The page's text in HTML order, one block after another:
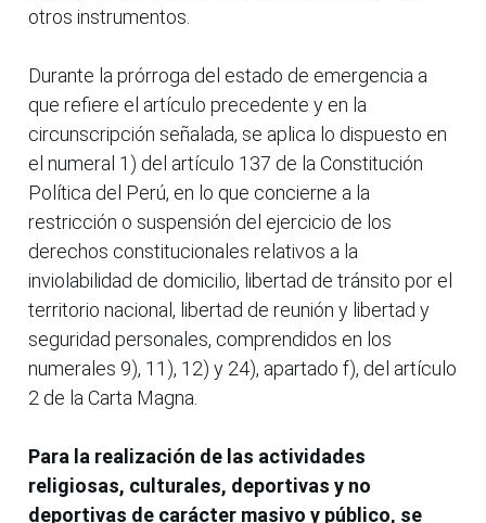
otros instrumentos.
Durante la prórroga del estado de emergencia a
que refiere el artículo precedente y en la
circunscripción señalada, se aplica lo dispuesto en
el numeral 1) del artículo 137 de la Constitución
Política del Perú, en lo que concierne a la
restricción o suspensión del ejercicio de los
derechos constitucionales relativos a la
inviolabilidad de domicilio, libertad de tránsito por el
territorio nacional, libertad de reunión y libertad y
seguridad personales, comprendidos en los
numerales 9), 11), 12) y 24), apartado f), del artículo
2 de la Carta Magna.
Para la realización de las actividades
religiosas, culturales, deportivas y no
deportivas de carácter masivo y público, se